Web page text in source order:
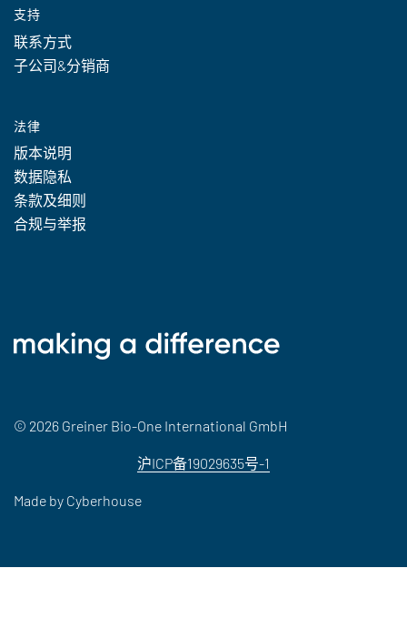
支持
联系方式
子公司&分销商
法律
版本说明
数据隐私
条款及细则
合规与举报
© 2026 Greiner Bio-One International GmbH
沪ICP备19029635号-1
Made by Cyberhouse